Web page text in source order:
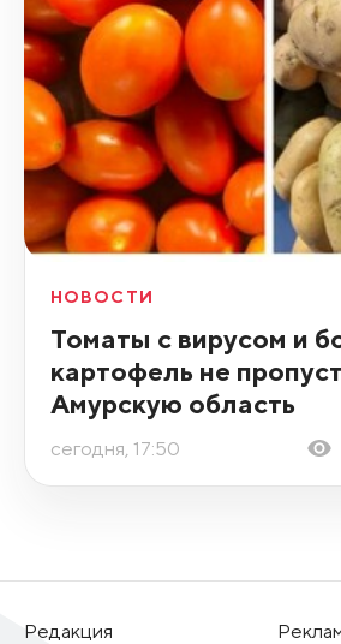
НОВОСТИ
Томаты с вирусом и
картофель не
Амурскую область
сегодня, 17:50
Редакция